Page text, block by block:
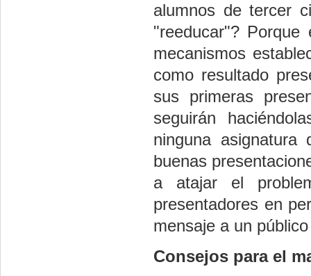
alumnos de tercer
"reeducar"? Porque
mecanismos
como resultado
sus primeras
seguirán
ninguna
buenas
a atajar el
presentadores en
mensaje a un
Consejos para el